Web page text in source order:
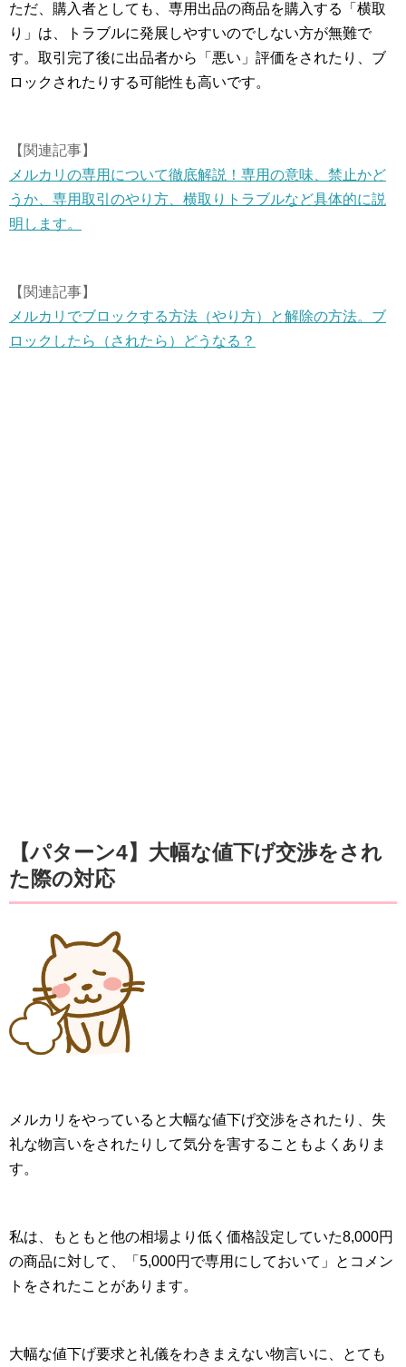
ただ、購入者としても、専用出品の商品を購入する「横取
り」は、トラブルに発展しやすいのでしない方が無難で
す。取引完了後に出品者から「悪い」評価をされたり、ブ
ロックされたりする可能性も高いです。
【関連記事】
メルカリの専用について徹底解説！専用の意味、禁止かど
うか、専用取引のやり方、横取りトラブルなど具体的に説
明します。
【関連記事】
メルカリでブロックする方法（やり方）と解除の方法。ブ
ロックしたら（されたら）どうなる？
【パターン4】大幅な値下げ交渉をされ
た際の対応
メルカリをやっていると大幅な値下げ交渉をされたり、失
礼な物言いをされたりして気分を害することもよくありま
す。
私は、もともと他の相場より低く価格設定していた8,000円
の商品に対して、「5,000円で専用にしておいて」とコメン
トをされたことがあります。
大幅な値下げ要求と礼儀をわきまえない物言いに、とても